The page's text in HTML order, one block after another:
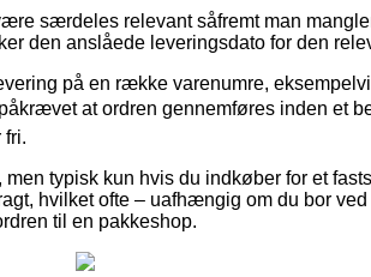
særdeles relevant såfremt man
den anslåede leveringsdato for den
på en række varenumre,
at ordren gennemføres inden et
fri.
typisk kun hvis du indkøber for et
hvilket ofte – uafhængig om du bor
til en pakkeshop.